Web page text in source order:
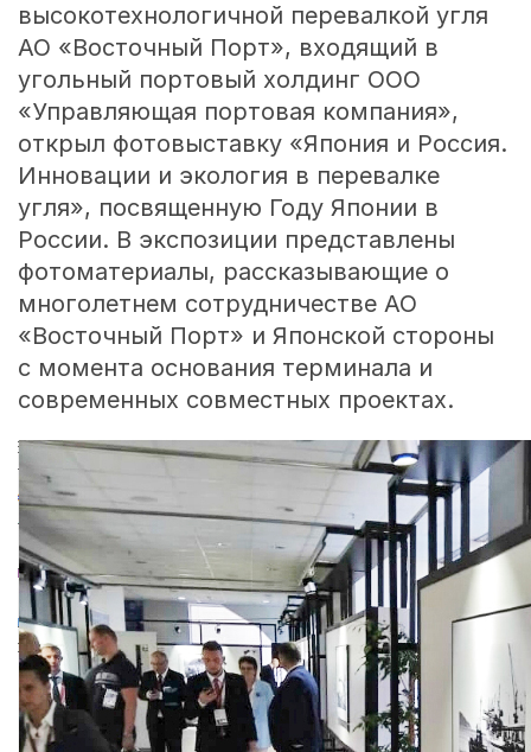
высокотехнологичной перевалкой угля
АО «Восточный Порт», входящий в
угольный портовый холдинг ООО
«Управляющая портовая компания»,
открыл фотовыставку «Япония и Россия.
Инновации и экология в перевалке
угля», посвященную Году Японии в
России. В экспозиции представлены
фотоматериалы, рассказывающие о
многолетнем сотрудничестве АО
«Восточный Порт» и Японской стороны
с момента основания терминала и
современных совместных проектах.